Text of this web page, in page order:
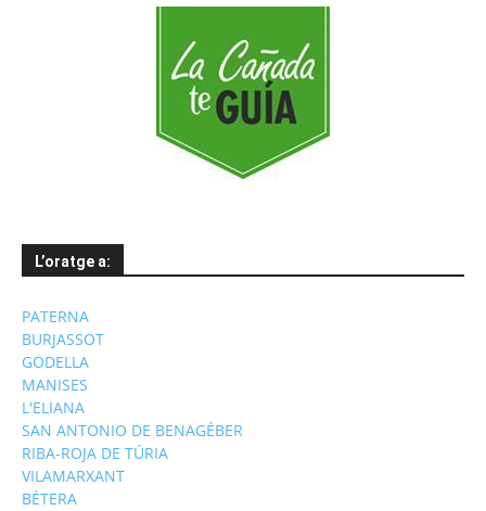
L’oratge a:
PATERNA
BURJASSOT
GODELLA
MANISES
L'ELIANA
SAN ANTONIO DE BENAGÉBER
RIBA-ROJA DE TÚRIA
VILAMARXANT
BÉTERA